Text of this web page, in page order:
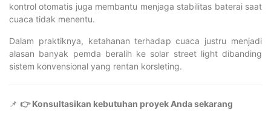
kontrol otomatis juga membantu menjaga stabilitas baterai saat
cuaca tidak menentu.
Dalam praktiknya, ketahanan terhadap cuaca justru menjadi
alasan banyak pemda beralih ke solar street light dibanding
sistem konvensional yang rentan korsleting.
📌 👉 Konsultasikan kebutuhan proyek Anda sekarang